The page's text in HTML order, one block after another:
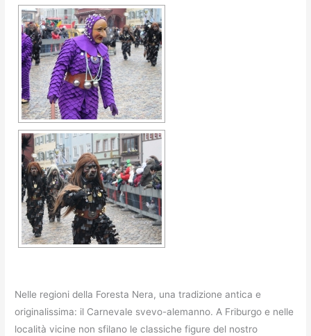
Nelle regioni della Foresta Nera, una tradizione antica e
originalissima: il Carnevale svevo-alemanno. A Friburgo e nelle
località vicine non sfilano le classiche figure del nostro